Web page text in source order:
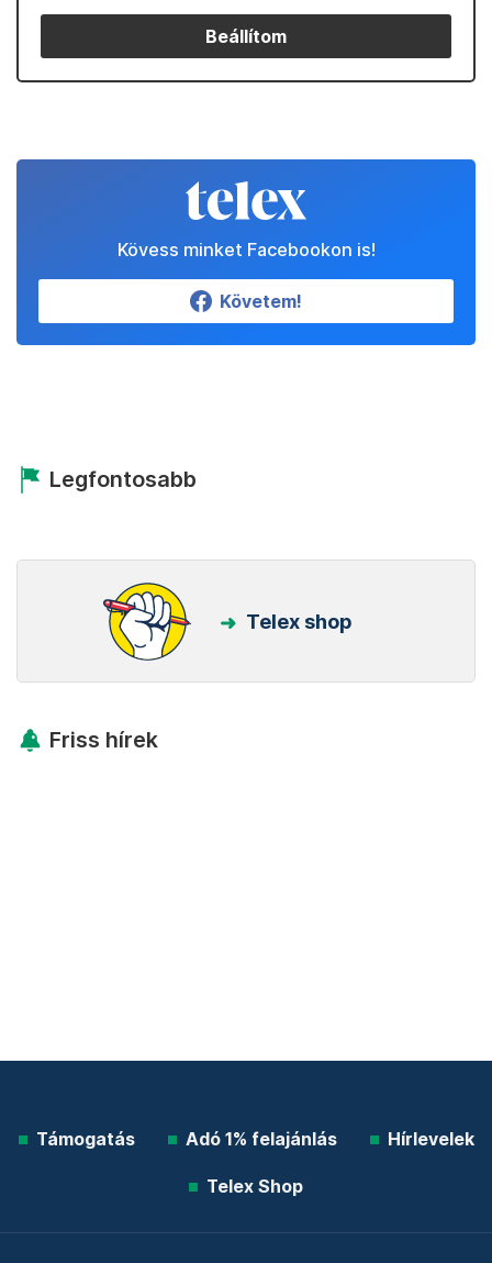
Beállítom
Kövess minket Facebookon is!
Követem!
Legfontosabb
Telex shop
Friss hírek
Támogatás Adó 1% felajánlás Hírlevelek
Telex Shop